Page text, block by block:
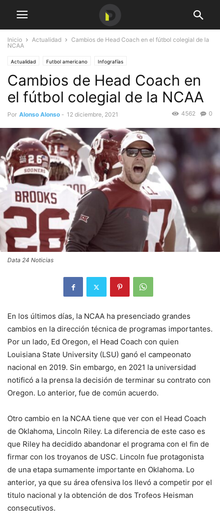
Inicio Actualidad
Cambios de Head Coach en el fútbol colegial de la
NCAA
Actualidad Futbol americano Infografías
Cambios de Head Coach en
el fútbol colegial de la NCAA
Por Alonso Alonso - 12 diciembre, 2021 0
4562
Data 24 Noticias
En los últimos días, la NCAA ha presenciado grandes
cambios en la dirección técnica de programas importantes.
Por un lado, Ed Oregon, el Head Coach con quien
Louisiana State University (LSU) ganó el campeonato
nacional en 2019. Sin embargo, en 2021 la universidad
notificó a la prensa la decisión de terminar su contrato con
Oregon. Lo anterior, fue de común acuerdo.
Otro cambio en la NCAA tiene que ver con el Head Coach
de Oklahoma, Lincoln Riley. La diferencia de este caso es
que Riley ha decidido abandonar el programa con el fin de
firmar con los troyanos de USC. Lincoln fue protagonista
de una etapa sumamente importante en Oklahoma. Lo
anterior, ya que su área ofensiva los llevó a competir por el
titulo nacional y la obtención de dos Trofeos Heisman
consecutivos.